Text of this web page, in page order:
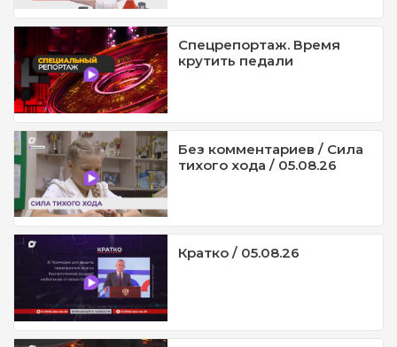
Спецрепортаж. Время
крутить педали
Без комментариев / Сила
тихого хода / 05.08.26
Кратко / 05.08.26